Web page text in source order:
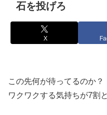
石を投げろ
X
この先何が待ってるのか？
ワクワクする気持ちが7割